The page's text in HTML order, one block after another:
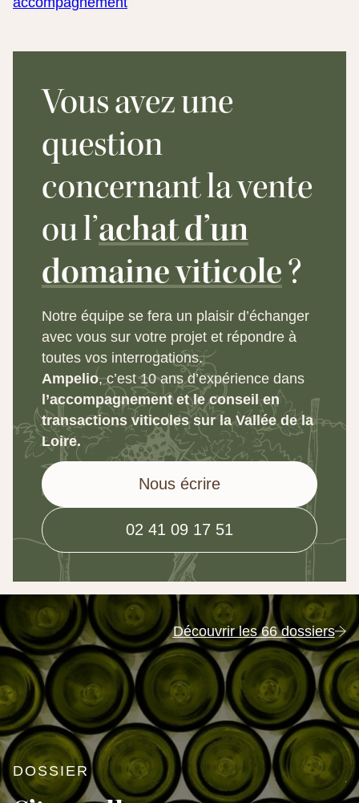
Vous avez une
question
concernant la vente
ou l’achat d’un
domaine viticole?
Notre équipe se fera un plaisir d’échanger
avec vous sur votre projet et répondre à
toutes vos interrogations.
Ampelio, c’est 10 ans d’expérience dans
l’accompagnement et le conseil en
transactions viticoles sur la Vallée de la
Loire.
Nous écrire
02 41 09 17 51
Découvrir les 66 dossiers
DOSSIER